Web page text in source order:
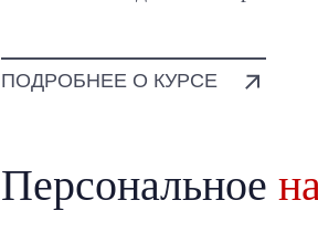
ПОДРОБНЕЕ О КУРСЕ
Персональное